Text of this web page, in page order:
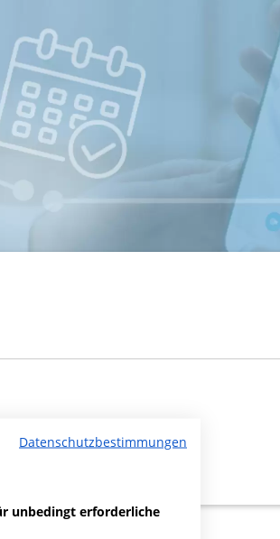
Datenschutzbestimmungen
unbedingt erforderliche